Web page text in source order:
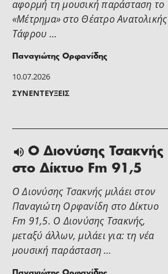
10.07.2026
ΣΥΝΕΝΤΕΎΞΕΙΣ
αφορμή τη μουσική παράσταση το
«Μέτρημα» στο Θέατρο Ανατολικής
Τάφρου …
Παναγιώτης Ορφανίδης
Ο Διονύσης Τσακνής
στο Δίκτυο Fm 91,5
Ο Διονύσης Τσακνής μιλάει στoν
Παναγιώτη Ορφανίδη στο Δίκτυο
Fm 91,5. Ο Διονύσης Τσακνής,
μεταξύ άλλων, μιλάει για: τη νέα
μουσική παράσταση …